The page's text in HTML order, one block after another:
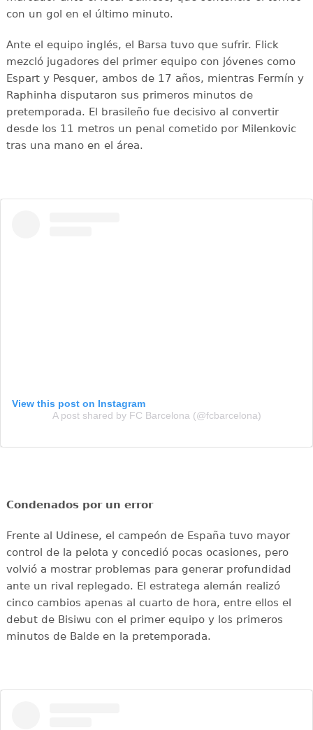
con un gol en el último minuto.
Ante el equipo inglés, el Barsa tuvo que sufrir. Flick
mezcló jugadores del primer equipo con jóvenes como
Espart y Pesquer, ambos de 17 años, mientras Fermín y
Raphinha disputaron sus primeros minutos de
pretemporada. El brasileño fue decisivo al convertir
desde los 11 metros un penal cometido por Milenkovic
tras una mano en el área.
View this post on Instagram
A post shared by FC Barcelona (@fcbarcelona)
Condenados por un error
Frente al Udinese, el campeón de España tuvo mayor
control de la pelota y concedió pocas ocasiones, pero
volvió a mostrar problemas para generar profundidad
ante un rival replegado. El estratega alemán realizó
cinco cambios apenas al cuarto de hora, entre ellos el
debut de Bisiwu con el primer equipo y los primeros
minutos de Balde en la pretemporada.